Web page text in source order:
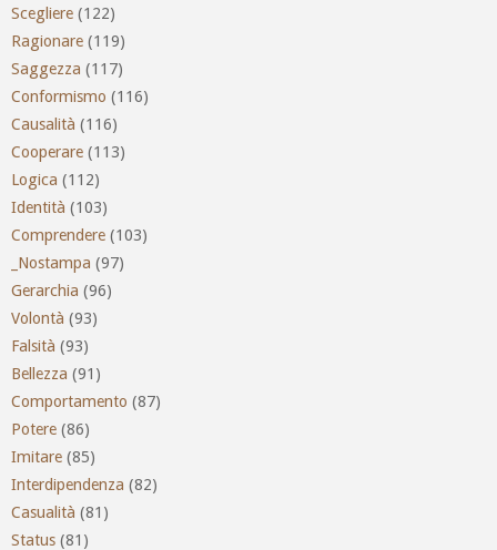
Scegliere (122)
Ragionare (119)
Saggezza (117)
Conformismo (116)
Causalità (116)
Cooperare (113)
Logica (112)
Identità (103)
Comprendere (103)
_Nostampa (97)
Gerarchia (96)
Volontà (93)
Falsità (93)
Bellezza (91)
Comportamento (87)
Potere (86)
Imitare (85)
Interdipendenza (82)
Casualità (81)
Status (81)